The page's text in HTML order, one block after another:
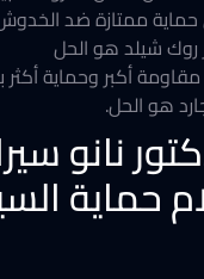
حماية ممتازة ضد
روك شيلد هو الحل
أكبر وحماية أكثر
هو الحل.
نانو
حماية